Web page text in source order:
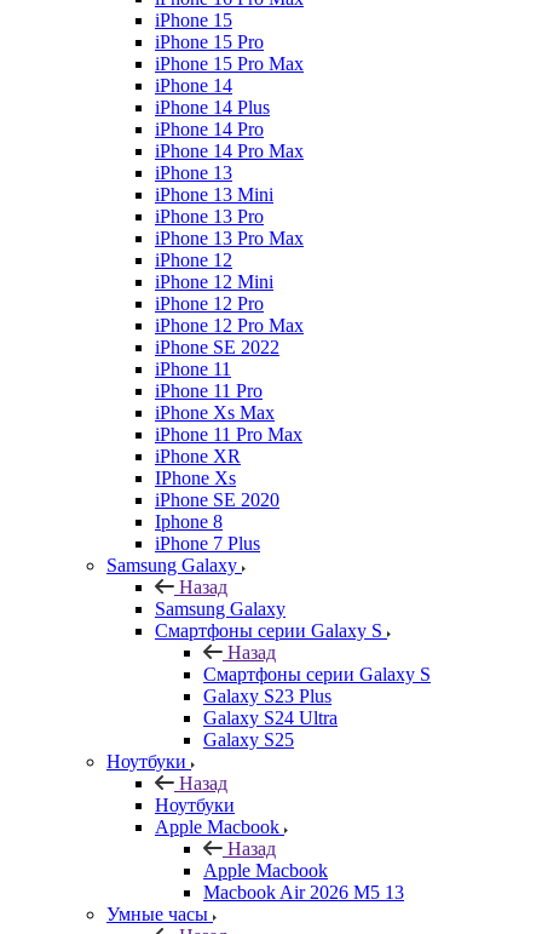
iPhone 15
iPhone 15 Pro
iPhone 15 Pro Max
iPhone 14
iPhone 14 Plus
iPhone 14 Pro
iPhone 14 Pro Max
iPhone 13
iPhone 13 Mini
iPhone 13 Pro
iPhone 13 Pro Max
iPhone 12
iPhone 12 Mini
iPhone 12 Pro
iPhone 12 Pro Max
iPhone SE 2022
iPhone 11
iPhone 11 Pro
iPhone Xs Max
iPhone 11 Pro Max
iPhone XR
IPhone Xs
iPhone SE 2020
Iphone 8
iPhone 7 Plus
Samsung Galaxy
Назад
Samsung Galaxy
Смартфоны серии Galaxy S
Назад
Смартфоны серии Galaxy S
Galaxy S23 Plus
Galaxy S24 Ultra
Galaxy S25
Ноутбуки
Назад
Ноутбуки
Apple Macbook
Назад
Apple Macbook
Macbook Air 2026 M5 13
Умные часы